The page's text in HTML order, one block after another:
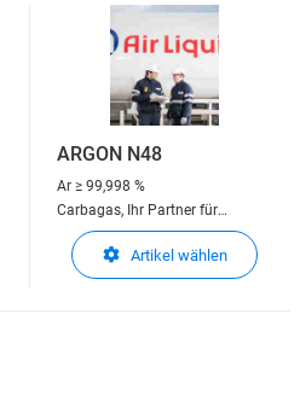
ARGON N48
Ar ≥ 99,998 %
Carbagas, Ihr Partner für
technische Gase
Artikel wählen